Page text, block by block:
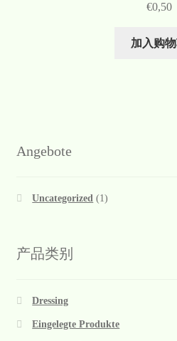
€0,50
加入购
Angebote
Uncategorized (1)
产品类别
Dressing
Eingelegte Produkte